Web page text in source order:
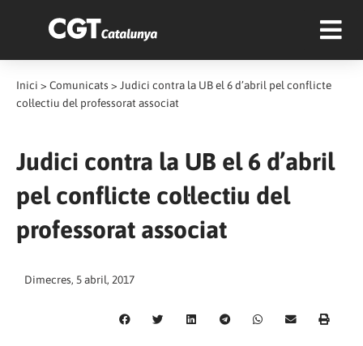
Inici > Comunicats > Judici contra la UB el 6 d’abril pel conflicte
col·lectiu del professorat associat
Judici contra la UB el 6 d’abril
pel conflicte col·lectiu del
professorat associat
Dimecres, 5 abril, 2017